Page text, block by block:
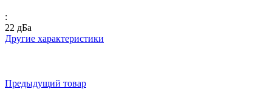
:
22 дБа
Другие характеристики
Предыдущий товар